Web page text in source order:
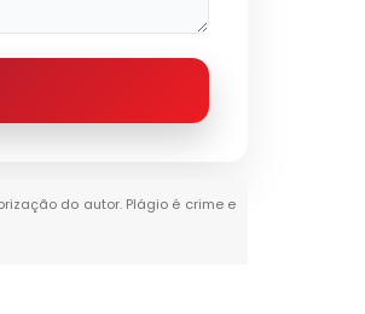
do autor. Plágio é crime e